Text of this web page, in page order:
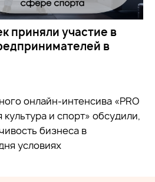
приняли участие в
в
онлайн-интенсива «PRO
и спорт» обсудили,
бизнеса в
условиях